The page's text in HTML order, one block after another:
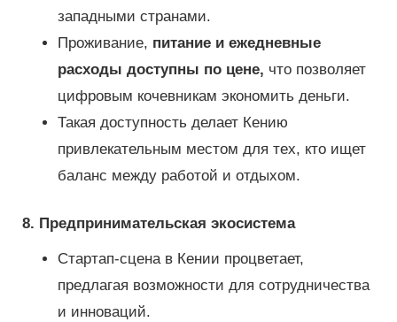
западными странами.
Проживание, питание и ежедневные
расходы доступны по цене, что позволяет
цифровым кочевникам экономить деньги.
Такая доступность делает Кению
привлекательным местом для тех, кто ищет
баланс между работой и отдыхом.
8. Предпринимательская экосистема
Стартап-сцена в Кении процветает,
предлагая возможности для сотрудничества
и инноваций.